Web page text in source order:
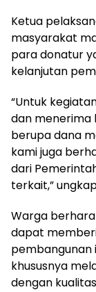
Ketua
masyarakat
para donatur
kelanjutan
“Untuk
dan menerima
berupa dana
kami juga
dari
terkait,”
Warga
dapat
pembangunan
khususnya
dengan